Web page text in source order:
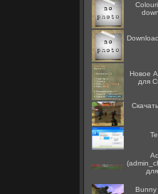
Новое
для
Bunny